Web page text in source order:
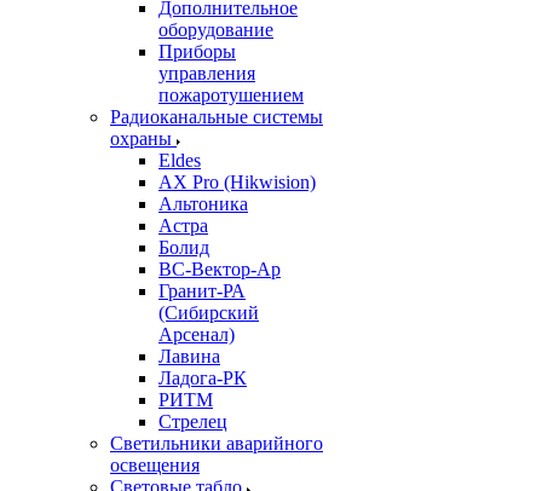
Дополнительное
оборудование
Приборы
управления
пожаротушением
Радиоканальные системы
охраны
Eldes
AX Pro (Hikwision)
Альтоника
Астра
Болид
ВС-Вектор-Ар
Гранит-РА
(Сибирский
Арсенал)
Лавина
Ладога-РК
РИТМ
Стрелец
Светильники аварийного
освещения
Световые табло